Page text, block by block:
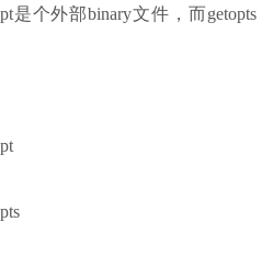
是个外部binary文件，而getopts